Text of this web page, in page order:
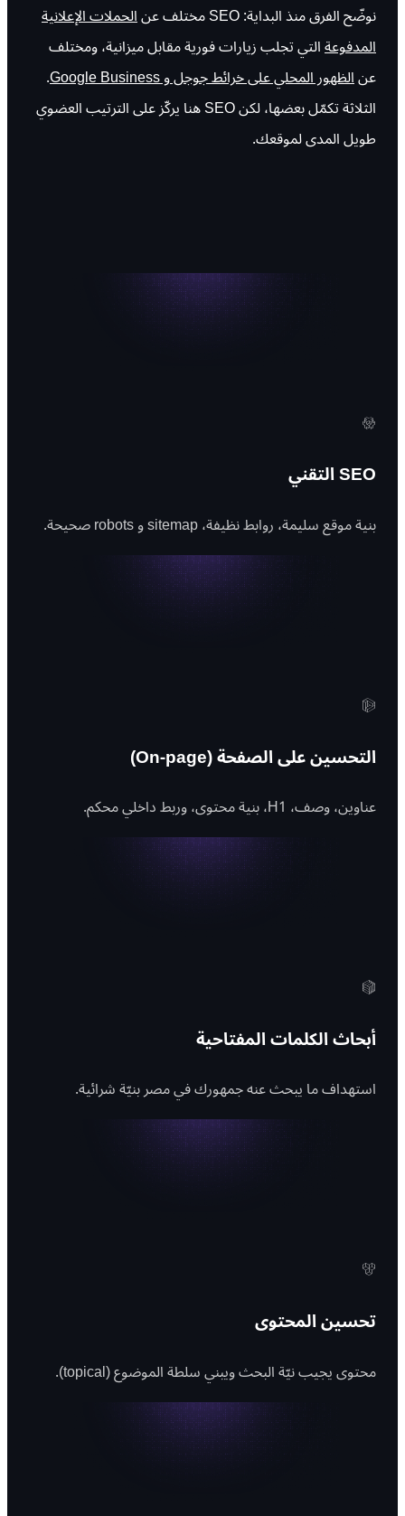
نوضّح الفرق منذ البداية: SEO مختلف عن
الحملات الإعلانية
المدفوعةالتي تجلب زيارات فورية مقابل ميزانية، ومختلف
عنالظهور المحلي على خرائط جوجل و Google Business
.
الثلاثة تكمّل بعضها، لكن SEO هنا يركّز على الترتيب العضوي
طويل المدى لموقعك.
SEO التقني
بنية موقع سليمة، روابط نظيفة، sitemap و robots صحيحة.
التحسين على الصفحة (On-page)
عناوين، وصف، H1، بنية محتوى، وربط داخلي محكم.
أبحاث الكلمات المفتاحية
استهداف ما يبحث عنه جمهورك في مصر بنيّة شرائية.
تحسين المحتوى
محتوى يجيب نيّة البحث ويبني سلطة الموضوع (topical).